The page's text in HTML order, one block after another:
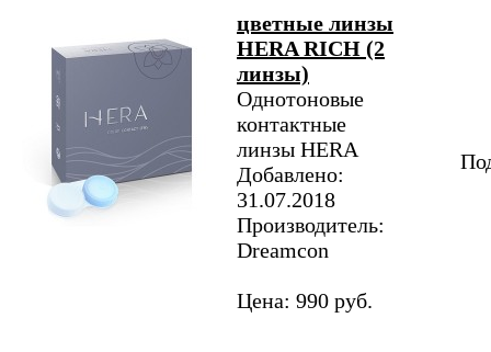
цветные линзы
HERA RICH (2
линзы)
Однотоновые
контактные
линзы HERA
Добавлено:
31.07.2018
Производитель:
Dreamcon
Цена: 990 руб.